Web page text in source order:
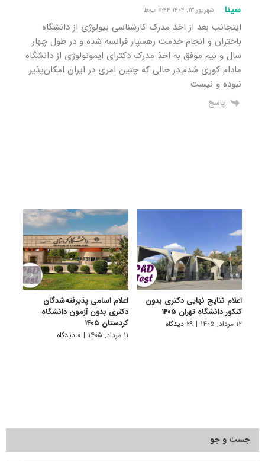
سینا شهریور ۱۳, ۱۴۰۴ ۷:۴۴ ب٫ظ
اینجانب بعد از اخذ مدرک کارشناسی بیولوژی از دانشگاه
باختران و انجام خدمت رهسپار فرانسه شده و در طول چهار
سال و نیم موفق به اخذ مدرک دکترای ایمونولوژی از دانشگاه
مادام کوری شدم.در حالی که چنین امری در ایران امکان‌پذیر
نبوده و نیست
پاسخ
اعلام نتایج نهایی دکتری بدون
کنکور دانشگاه تهران ۱۴۰۵
۱۲ مرداد, ۱۴۰۵ | ۲۹ دیدگاه
اعلام اسامی پذیرفته‌شدگان
دکتری بدون آزمون دانشگاه
کردستان ۱۴۰۵
۱۱ مرداد, ۱۴۰۵ | ۰ دیدگاه
جست و جو